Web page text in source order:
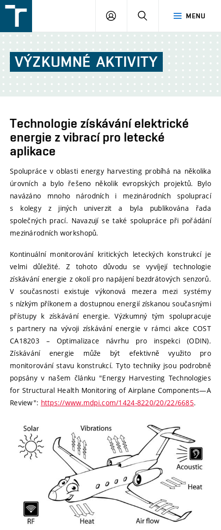
v
Brně
MENU
PŘIHLÁŠENÍ
VÝZKUMNÉ AKTIVITY
Technologie získávání elektrické
energie z vibrací pro letecké
aplikace
Spolupráce v oblasti energy harvesting probíhá na několika
úrovních a bylo řešeno několik evropských projektů. Bylo
navázáno mnoho národních i mezinárodních spoluprací
s kolegy z jiných univerzit a byla publikována řada
společných prací. Navazují se také spolupráce při pořádání
mezinárodních workshopů.
Kontinuální monitorování kritických leteckých konstrukcí je
velmi důležité. Z tohoto důvodu se vyvíjejí technologie
získávání energie z okolí pro napájení bezdrátových senzorů.
V současnosti existuje výkonová mezera mezi systémy
s nízkým příkonem a dostupnou energií získanou současnými
přístupy k získávání energie. Výzkumný tým spolupracuje
s partnery na vývoji získávání energie v rámci akce COST
CA18203 – Optimalizace návrhu pro inspekci (ODIN).
Získávání energie může být efektivně využito pro
monitorování stavu konstrukcí. Tyto techniky jsou podrobně
popsány v našem článku "Energy Harvesting Technologies
for Structural Health Monitoring of Airplane Components—A
Review": https://www.mdpi.com/1424-8220/20/22/6685.